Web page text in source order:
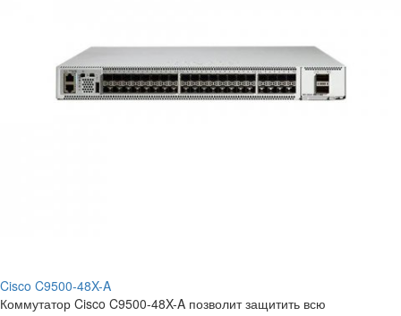
Cisco C9500-48X-A
Коммутатор Cisco C9500-48X-A позволит защитить всю